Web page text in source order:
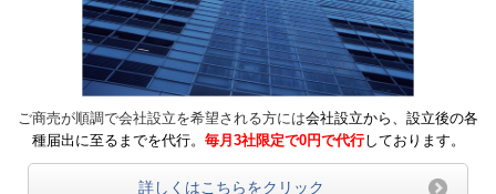
ご商売が順調で会社設立を希望される方には会社設立から、設立後の各
種届出に至るまでを代行。 毎月3社限定で0円で代行しております。
詳しくはこちらをクリック